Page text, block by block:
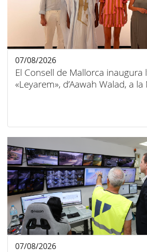
El Consell de Mallorca inaugura
«Leyarem», d’Aawah Walad, a
07/08/2026
07/08/2026